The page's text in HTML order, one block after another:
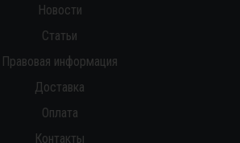
Новости
Статьи
Правовая информация
Доставка
Оплата
Контакты